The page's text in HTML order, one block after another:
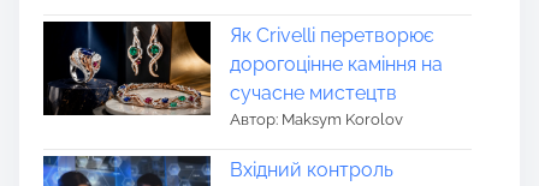
Як Crivelli перетворює
дорогоцінне каміння на
сучасне мистецтв
Автор: Maksym Korolov
Вхідний контроль